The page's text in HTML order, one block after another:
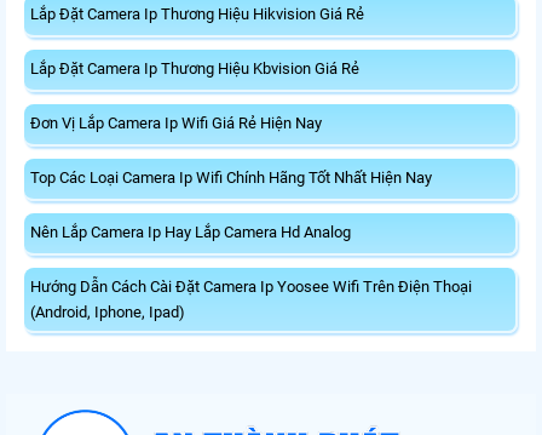
Lắp Đặt Camera Ip Thương Hiệu Hikvision Giá Rẻ
Lắp Đặt Camera Ip Thương Hiệu Kbvision Giá Rẻ
Đơn Vị Lắp Camera Ip Wifi Giá Rẻ Hiện Nay
Top Các Loại Camera Ip Wifi Chính Hãng Tốt Nhất Hiện Nay
Nên Lắp Camera Ip Hay Lắp Camera Hd Analog
Hướng Dẫn Cách Cài Đặt Camera Ip Yoosee Wifi Trên Điện Thoại
(Android, Iphone, Ipad)